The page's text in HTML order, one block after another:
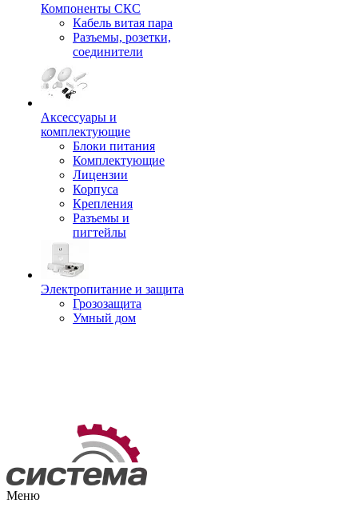
Компоненты СКС
Кабель витая пара
Разъемы, розетки,
соединители
Аксессуары и
комплектующие
Блоки питания
Комплектующие
Лицензии
Корпуса
Крепления
Разъемы и
пигтейлы
Электропитание и защита
Грозозащита
Умный дом
Меню